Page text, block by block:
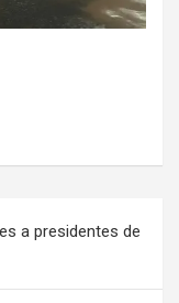
a presidentes de